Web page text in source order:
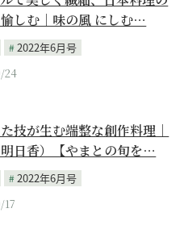
しむ｜味の風 にしむ…
2022年6月号
24
技が生む端整な創作料理｜
日香）【やまとの旬を…
2022年6月号
17